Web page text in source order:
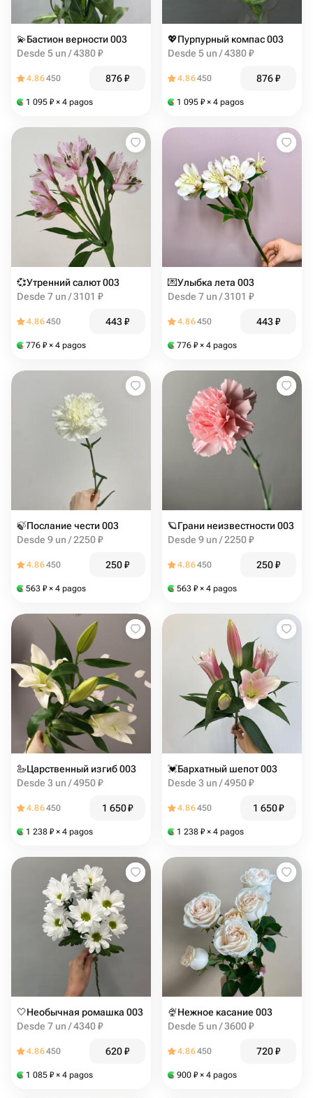
💫Бастион верности 003
Desde 5 un / 4380 ₽
4.86450 876₽
1 095 ₽ × 4 pagos
💖Пурпурный компас 003
Desde 5 un / 4380 ₽
4.86450 876₽
1 095 ₽ × 4 pagos
💞Утренний салют 003
Desde 7 un / 3101 ₽
4.86450 443₽
776 ₽ × 4 pagos
💌Улыбка лета 003
Desde 7 un / 3101 ₽
4.86450 443₽
776 ₽ × 4 pagos
🍃Послание чести 003
Desde 9 un / 2250 ₽
4.86450 250₽
563 ₽ × 4 pagos
🪐Грани неизвестности 003
Desde 9 un / 2250 ₽
4.86450 250₽
563 ₽ × 4 pagos
🦢Царственный изгиб 003
Desde 3 un / 4950 ₽
4.86450 1 650₽
1 238 ₽ × 4 pagos
💓Бархатный шепот 003
Desde 3 un / 4950 ₽
4.86450 1 650₽
1 238 ₽ × 4 pagos
🤍Необычная ромашка 003
Desde 7 un / 4340 ₽
4.86450 620₽
1 085 ₽ × 4 pagos
🍨Нежное касание 003
Desde 5 un / 3600 ₽
4.86450 720₽
900 ₽ × 4 pagos